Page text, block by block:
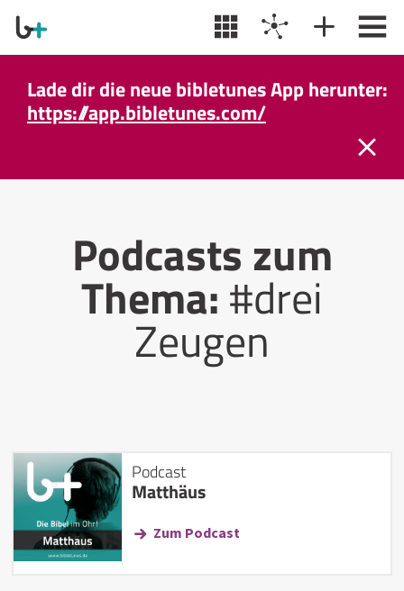
Lade dir die neue bibletunes App herunter:
https://app.bibletunes.com/
Podcasts zum
Thema:#drei
Zeugen
Podcast
Matthäus
Zum Podcast